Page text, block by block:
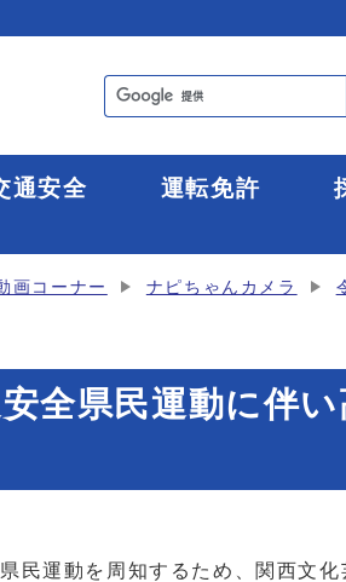
通安全 運転免許
画コーナー ナピちゃんカメラ
安全県民運動に伴
運動を周知するため、関西文